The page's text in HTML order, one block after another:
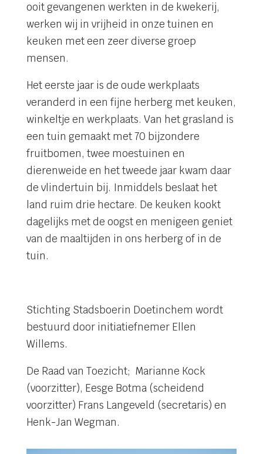
ooit gevangenen werkten in de kwekerij,
werken wij in vrijheid in onze tuinen en
keuken met een zeer diverse groep
mensen.
Het eerste jaar is de oude werkplaats
veranderd in een fijne herberg met keuken,
winkeltje en werkplaats. Van het grasland is
een tuin gemaakt met 70 bijzondere
fruitbomen, twee moestuinen en
dierenweide en het tweede jaar kwam daar
de vlindertuin bij. Inmiddels beslaat het
land ruim drie hectare. De keuken kookt
dagelijks met de oogst en menigeen geniet
van de maaltijden in ons herberg of in de
tuin.
Stichting Stadsboerin Doetinchem wordt
bestuurd door initiatiefnemer Ellen
Willems.
De Raad van Toezicht; Marianne Kock
(voorzitter), Eesge Botma (scheidend
voorzitter) Frans Langeveld (secretaris) en
Henk-Jan Wegman.